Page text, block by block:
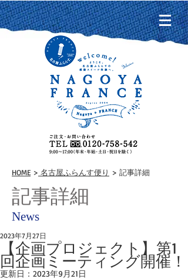
HOME > 名古屋ふらんす便り > 記事詳細
記事詳細
News
【企画プロジェクト】第1
回企画ミーティング開催！
2023年7月27日
更新日： 2023年9月21日